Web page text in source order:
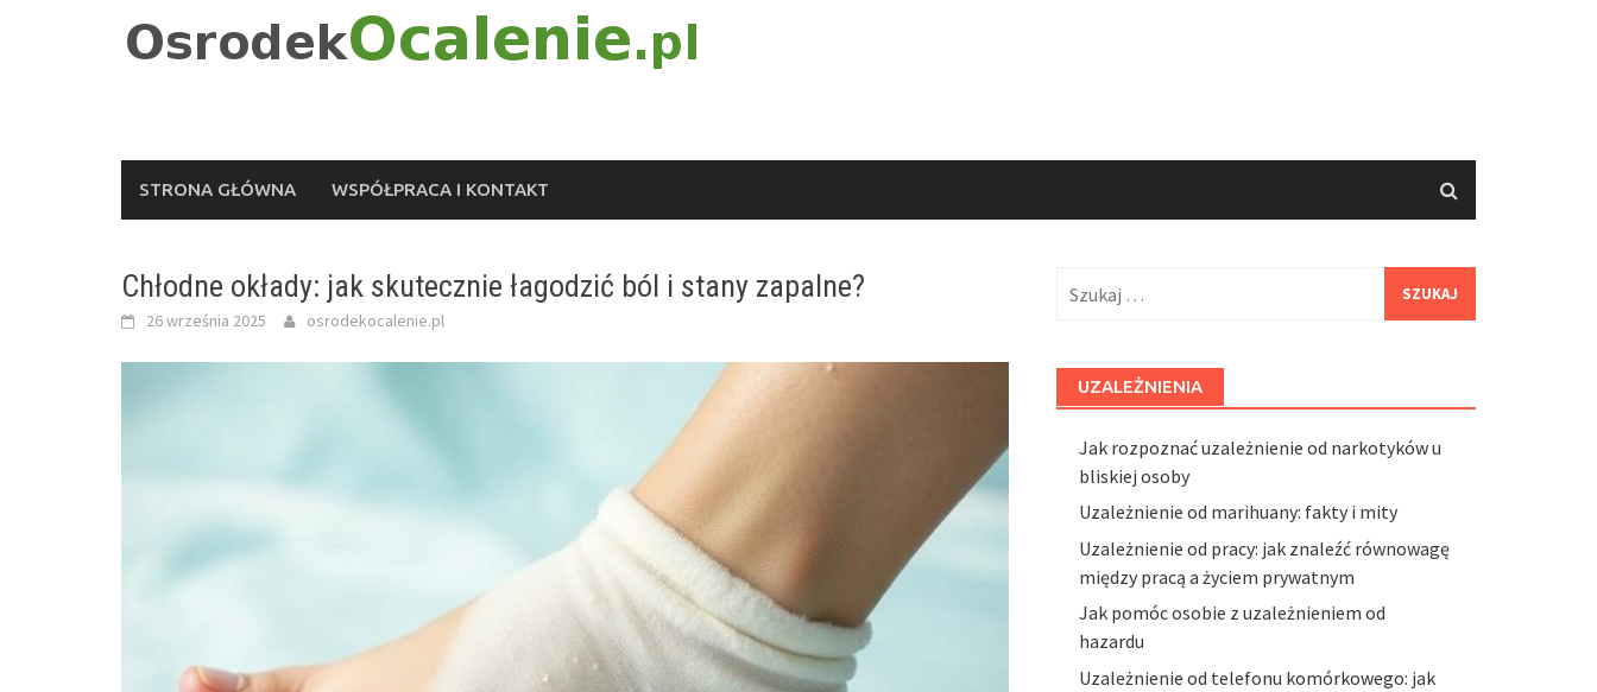
STRONA GŁÓWNA WSPÓŁPRACA I KONTAKT
Chłodne okłady: jak skutecznie łagodzić ból i stany zapalne?
26 września 2025 osrodekocalenie.pl
UZALEŻNIENIA
Jak rozpoznać uzależnienie od narkotyków u
bliskiej osoby
Uzależnienie od marihuany: fakty i mity
Uzależnienie od pracy: jak znaleźć równowagę
między pracą a życiem prywatnym
Jak pomóc osobie z uzależnieniem od
hazardu
Uzależnienie od telefonu komórkowego: jak